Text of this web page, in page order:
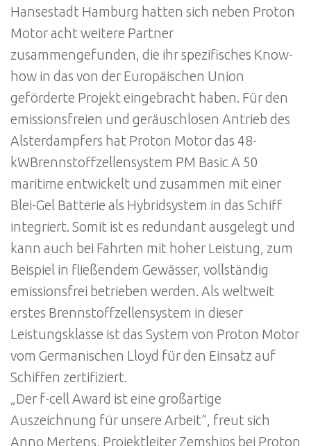
Hansestadt Hamburg hatten sich neben Proton
Motor acht weitere Partner
zusammengefunden, die ihr spezifisches Know-
how in das von der Europäischen Union
geförderte Projekt eingebracht haben. Für den
emissionsfreien und geräuschlosen Antrieb des
Alsterdampfers hat Proton Motor das 48-
kWBrennstoffzellensystem PM Basic A 50
maritime entwickelt und zusammen mit einer
Blei-Gel Batterie als Hybridsystem in das Schiff
integriert. Somit ist es redundant ausgelegt und
kann auch bei Fahrten mit hoher Leistung, zum
Beispiel in fließendem Gewässer, vollständig
emissionsfrei betrieben werden. Als weltweit
erstes Brennstoffzellensystem in dieser
Leistungsklasse ist das System von Proton Motor
vom Germanischen Lloyd für den Einsatz auf
Schiffen zertifiziert.
„Der f-cell Award ist eine großartige
Auszeichnung für unsere Arbeit“, freut sich
Anno Mertens, Projektleiter Zemships bei Proton